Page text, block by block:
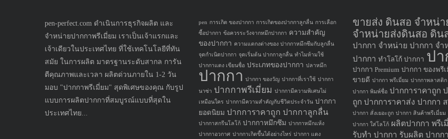
pen-perfect.com ดำเนินการธุรกิจผลิต และ
จำหน่ายปากกาพรีเมี่ยม เราเป็นเจ้าแรกและ
เจ้าเดียวในประเทศไทย ที่ใช้เทคโนโลยีที่ทัน
สมัย ในการผลิต มาตรฐานระดับสากล การัน
ตีคุณภาพและเวลา ผลิตด่วนภายใน 1-2 วัน
มอบ "ปากกาพรีเมี่ยม" สุดพิเศษของคุณ กับรูป
แบบการผลิตปากกาที่สมบูรณ์แบบที่สุดใน
ประเทศไทย...
pen การเกิด ของปากกา การเกิดของปากกาลูกลื่น การเลือก
ซื้อปากกา ข้อควรระวังจากหมึกปากกา ความสำคัญ
ของปากกา ความแตกงต่างของ ปากกาหมึกซึมกับลูกลื่น
จุดกำเนิดปากกา จุดเริ่มต้น ปากกาลูกลื่น ทำไมห้ามใช้
ปากกาแดง เขียนชื่อ ประเภทของปากกา ปลาหมึก
ปากกา ปากกา ของวัญ ปากกาที่เราใช้ ปากกา
นาซ่า ปากกาพรีเมี่ยม ปากกามีความพิเศษไม่
เหมือนใคร ปากกามีความสำคัญกับชีวิตประจำวัน ปากกา
ยอดนิยม ปากการาคาถูก ปากกาลูกลื่น
ปากกาสกรีนโลโก้ ปากกาหมึกซึม ปากกาหมึกแห้ง
ปากกาอวกาศ ปากกาเกิดขึ้นได้อย่างไหร่ ปากกา แดง
ขายส่ง ดินสอ จำหน่
จำหน่ายส่งดินสอ ดิน
ปากกา จำหน่าย ปากกา จำ
ปากกา ทำโลโก้ ปากกา ปา
ปากกา Premium ปากกา ของพรี
ขายดี ปากกา พรีเมี่ยม ปากกาพลาสติก
ปากกา พิมพ์ชื่อ ปากการาคาถูก
ถูก ปากการาคาส่ง ปากกา
ปากกา สั่งเยอะถูก ปากกา สินค้าพรีเมี่ยม
ปากกา ใส่โลโก้ ผลิตปากกา พรีเ
รับทำ ปากกา รับผลิต ปากกา